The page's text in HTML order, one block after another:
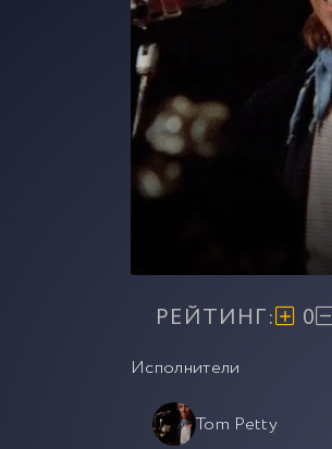
РЕЙТИНГ: 0
Исполнители
Tom Petty